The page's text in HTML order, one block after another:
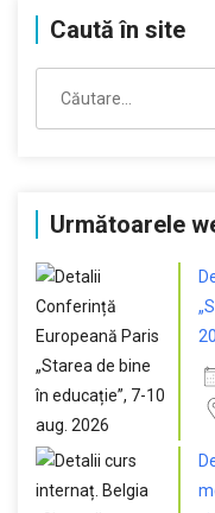
Caută în site
după:
Următoarele